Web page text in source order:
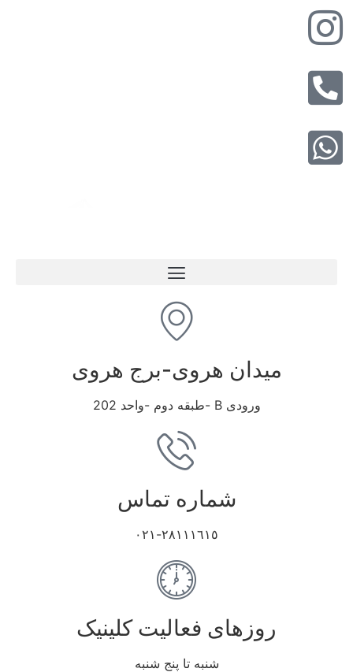
میدان هروی-برج هروی
ورودی B -طبقه دوم -واحد 202
شماره تماس
٢٨١١١٦١٥-٠٢١
روزهای فعالیت کلینیک
شنبه تا پنج شنبه